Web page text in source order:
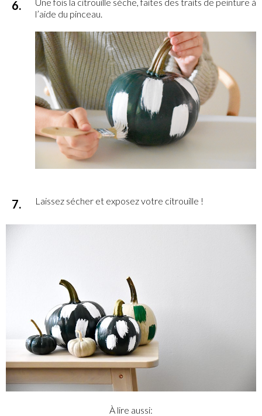
l’aide du pinceau.
Laissez sécher et exposez votre citrouille !
À lire aussi: